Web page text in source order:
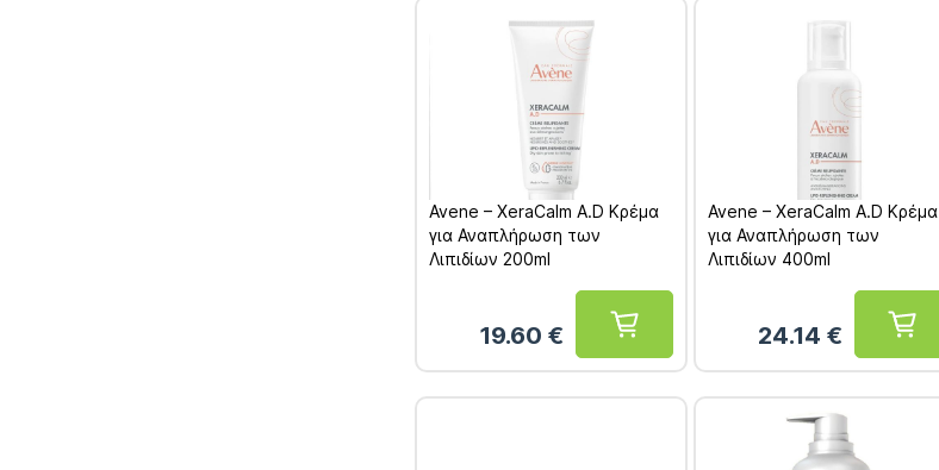
Avene – XeraCalm A.D Κρέμα
για Αναπλήρωση των
Λιπιδίων 200ml
19.60 €
Avene – XeraCalm A.D Κρέμα
για Αναπλήρωση των
Λιπιδίων 400ml
24.14 €